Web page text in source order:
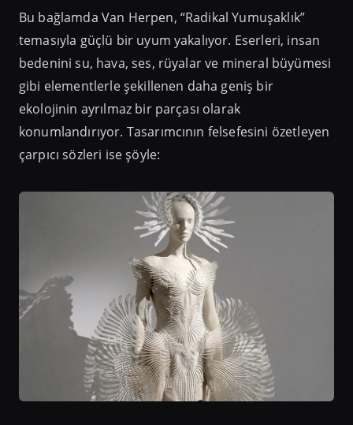
Bu bağlamda Van Herpen, “Radikal Yumuşaklık”
temasıyla güçlü bir uyum yakalıyor. Eserleri, insan
bedenini su, hava, ses, rüyalar ve mineral büyümesi
gibi elementlerle şekillenen daha geniş bir
ekolojinin ayrılmaz bir parçası olarak
konumlandırıyor. Tasarımcının felsefesini özetleyen
çarpıcı sözleri ise şöyle: